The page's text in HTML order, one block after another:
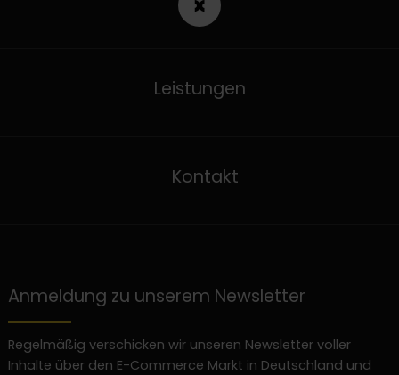
Leistungen
Kontakt
Anmeldung zu unserem Newsletter
Regelmäßig verschicken wir unseren Newsletter voller
Inhalte über den E-Commerce Markt in Deutschland und